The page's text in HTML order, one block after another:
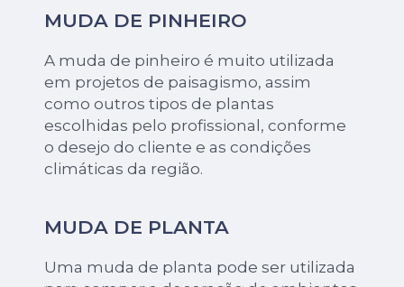
MUDA DE PINHEIRO
A muda de pinheiro é muito utilizada
em projetos de paisagismo, assim
como outros tipos de plantas
escolhidas pelo profissional, conforme
o desejo do cliente e as condições
climáticas da região.
MUDA DE PLANTA
Uma muda de planta pode ser utilizada